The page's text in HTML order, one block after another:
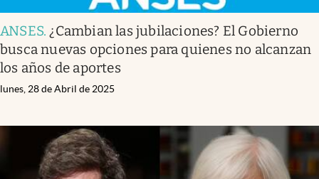
ANSES. ¿Cambian las jubilaciones? El Gobierno
busca nuevas opciones para quienes no alcanzan
los años de aportes
lunes, 28 de Abril de 2025